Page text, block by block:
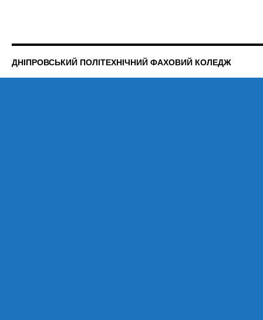
ДНІПРОВСЬКИЙ ПОЛІТЕХНІЧНИЙ ФАХОВИЙ КОЛЕДЖ